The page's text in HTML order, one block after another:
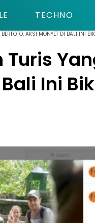
TECHNO
AKSI MONYET DI BALI INI
Ini